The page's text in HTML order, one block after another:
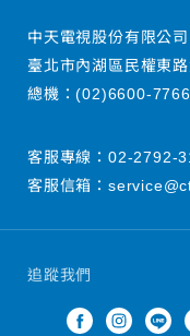
追蹤我們
中天電視股份有限公司
臺北市內湖區民權東
總機：(02)6600-7766
客服專線： 02-2792-
客服信箱：